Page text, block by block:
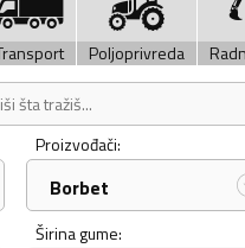
Poljoprivreda
Proizvođači:
Borbet
Širina gume: